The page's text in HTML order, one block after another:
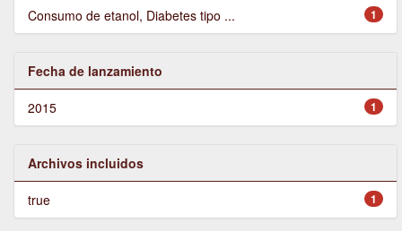
1
Consumo de etanol, Diabetes tipo ...
Fecha de lanzamiento
1
2015
Archivos incluidos
1
true